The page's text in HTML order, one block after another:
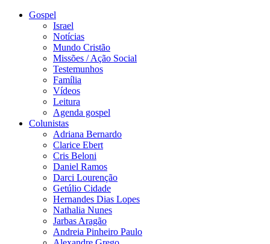
Gospel
Israel
Notícias
Mundo Cristão
Missões / Ação Social
Testemunhos
Família
Vídeos
Leitura
Agenda gospel
Colunistas
Adriana Bernardo
Clarice Ebert
Cris Beloni
Daniel Ramos
Darci Lourenção
Getúlio Cidade
Hernandes Dias Lopes
Nathalia Nunes
Jarbas Aragão
Andreia Pinheiro Paulo